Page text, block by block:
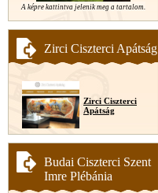
A képre kattintva jelenik meg a tartalom.
Zirci Ciszterci Apátság
Zirci Ciszterci
Apátság
Budai Ciszterci Szent
Imre Plébánia